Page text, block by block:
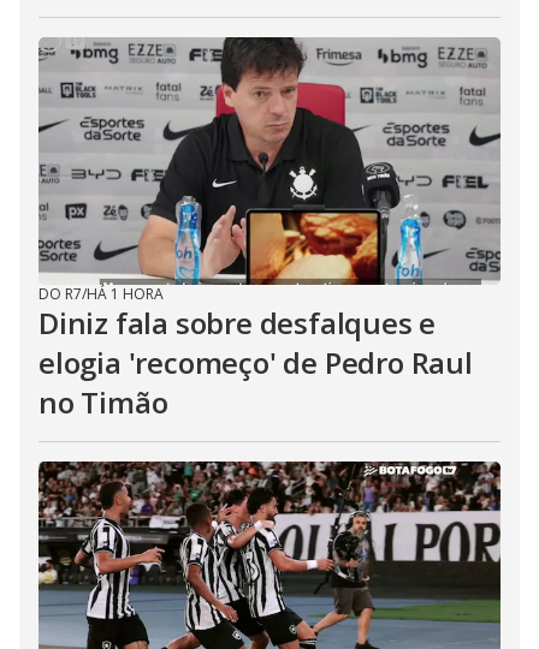
DO R7/HÁ 1 HORA
Diniz fala sobre desfalques e
elogia 'recomeço' de Pedro Raul
no Timão